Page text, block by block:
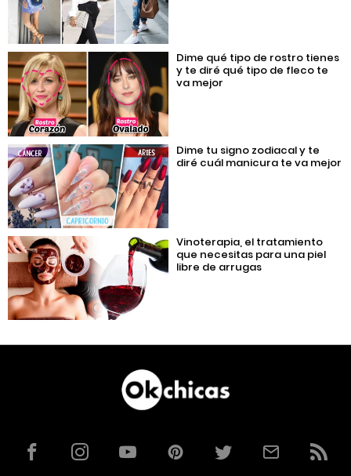
Dime qué tipo de rostro tienes
y te diré qué tipo de fleco te
va mejor
Dime tu signo zodiacal y te
diré cuál manicura te va mejor
Vinoterapia, el tratamiento
que necesitas para una piel
libre de arrugas
FacebookInstagramYouTubePinterestTwitterCorreoRSS